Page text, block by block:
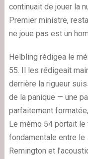
continuait de jouer la
Premier ministre,
ne joue pas est un
Helbling rédigea le
55. Il les rédigeait
derrière la rigueur
de la panique — une
parfaitement
Le mémo 54 portait le
fondamentale entre le
Remington et